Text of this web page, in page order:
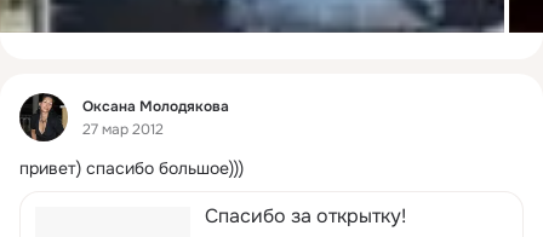
Фид
Оксана Молодякова
27 мар 2012
привет) спасибо большое)))
Спасибо за открытку!